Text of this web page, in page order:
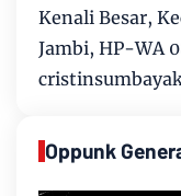
Kenali Besar,
Jambi, HP-WA
Oppunk